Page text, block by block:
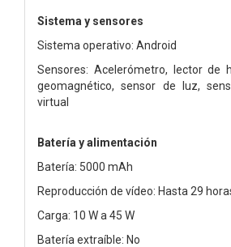
Sistema y sensores
Sistema operativo: Android
Sensores: Acelerómetro, lector de
geomagnético, sensor de luz,
virtual
Batería y alimentación
Batería: 5000 mAh
Reproducción de vídeo: Hasta 29
Carga: 10 W a 45 W
Batería extraíble: No